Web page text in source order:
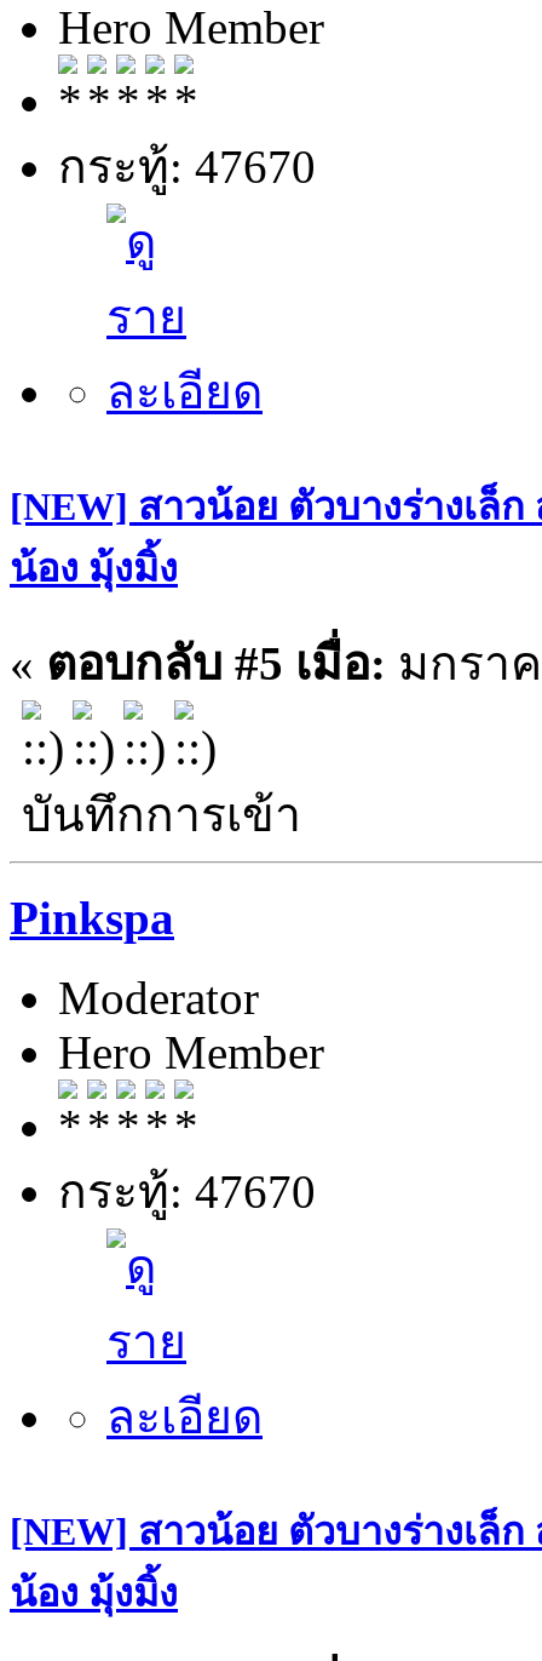
Hero Member
กระทู้: 47670
[NEW] สาวน้อย ตัวบางร่างเล็
น้อง มุ้งมิ้ง
« ตอบกลับ #5 เมื่อ: มกราค
บันทึกการเข้า
Pinkspa
Moderator
Hero Member
กระทู้: 47670
[NEW] สาวน้อย ตัวบางร่างเล็
น้อง มุ้งมิ้ง